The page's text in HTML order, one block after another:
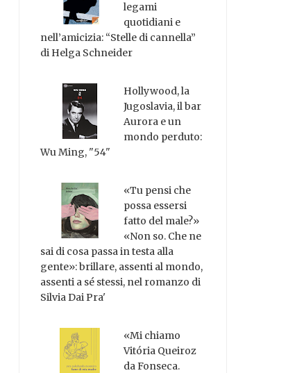
legami
quotidiani e
nell’amicizia: “Stelle di cannella”
di Helga Schneider
Hollywood, la
Jugoslavia, il bar
Aurora e un
mondo perduto:
Wu Ming, "54"
«Tu pensi che
possa essersi
fatto del male?»
«Non so. Che ne
sai di cosa passa in testa alla
gente»: brillare, assenti al mondo,
assenti a sé stessi, nel romanzo di
Silvia Dai Pra'
«Mi chiamo
Vitória Queiroz
da Fonseca.